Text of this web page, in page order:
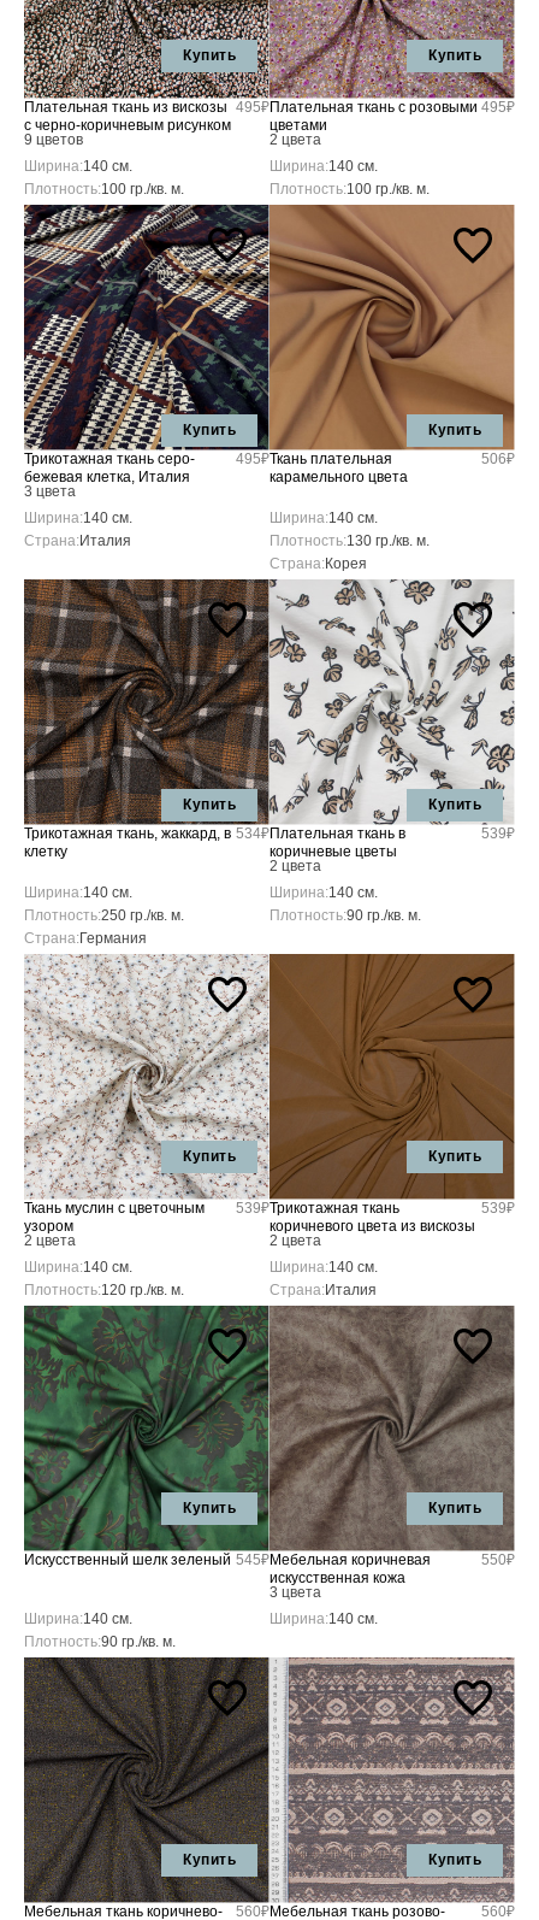
Купить
Плательная ткань из вискозы
с черно-коричневым рисунком
9 цветов
495₽
Ширина:140 см.
Плотность:100 гр./кв. м.
Купить
Плательная ткань с розовыми
цветами
2 цвета
495₽
Ширина:140 см.
Плотность:100 гр./кв. м.
Купить
Трикотажная ткань серо-
бежевая клетка, Италия
3 цвета
495₽
Ширина:140 см.
Страна:Италия
Купить
Ткань плательная
карамельного цвета
506₽
Ширина:140 см.
Плотность:130 гр./кв. м.
Страна:Корея
Купить
Трикотажная ткань, жаккард, в
клетку
534₽
Ширина:140 см.
Плотность:250 гр./кв. м.
Страна:Германия
Купить
Плательная ткань в
коричневые цветы
2 цвета
539₽
Ширина:140 см.
Плотность:90 гр./кв. м.
Купить
Ткань муслин с цветочным
узором
2 цвета
539₽
Ширина:140 см.
Плотность:120 гр./кв. м.
Купить
Трикотажная ткань
коричневого цвета из вискозы
2 цвета
539₽
Ширина:140 см.
Страна:Италия
Купить
Искусственный шелк зеленый 545₽
Ширина:140 см.
Плотность:90 гр./кв. м.
Купить
Мебельная коричневая
искусственная кожа
3 цвета
550₽
Ширина:140 см.
Купить
Мебельная ткань коричнево- 560₽
Купить
Мебельная ткань розово- 560₽